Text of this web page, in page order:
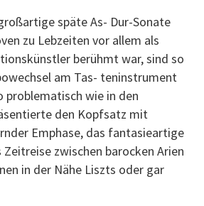
späte As- Dur-Sonate
zu Lebzeiten vor allem als
berühmt war, sind so
am Tas- teninstrument
problematisch wie in den
den Kopfsatz mit
Emphase, das fantasieartige
Zeitreise zwischen barocken Arien
in der Nähe Liszts oder gar